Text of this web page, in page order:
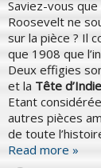
Saviez-vous
Roosevelt ne
sur la pièce ? Il
que 1908 que
Deux effigies
et la Tête
Etant
autres pièces
de toute
Read more »